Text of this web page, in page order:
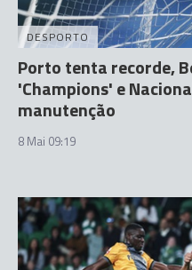
DESPORTO
Porto tenta recorde,
'Champions' e
manutenção
8 Mai 09:19